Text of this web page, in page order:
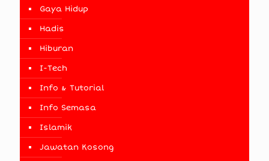
Gaya Hidup
Hadis
Hiburan
I-Tech
Info & Tutorial
Info Semasa
Islamik
Jawatan Kosong